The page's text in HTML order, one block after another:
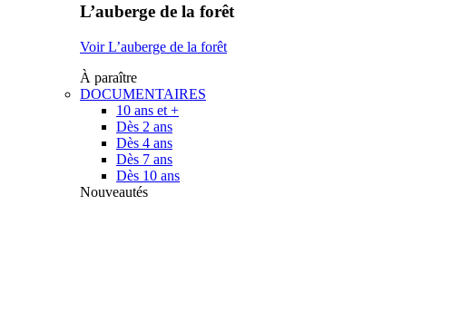
L’auberge de la forêt
Voir L’auberge de la forêt
À paraître
DOCUMENTAIRES
10 ans et +
Dès 2 ans
Dès 4 ans
Dès 7 ans
Dès 10 ans
Nouveautés